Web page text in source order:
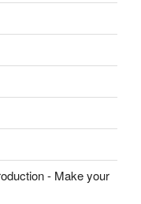
- Make your